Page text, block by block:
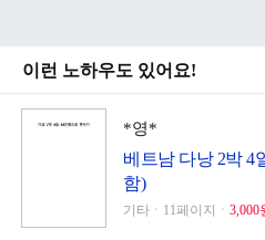
이런 노하우도 있어요!
*영*
베트남 다낭 2박 4
함)
기타ㆍ11페이지ㆍ 3,000